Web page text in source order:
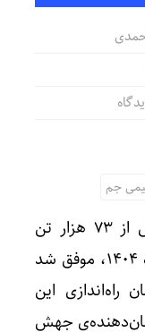
جم
پتروشیمی جم با دستیابی به بیش از ۷۳ هزار تن
تولید پلی‌اتیلن در شهریور و مهرماه ۱۴۰۴، موفق شد
راه‌اندازی این
جهش